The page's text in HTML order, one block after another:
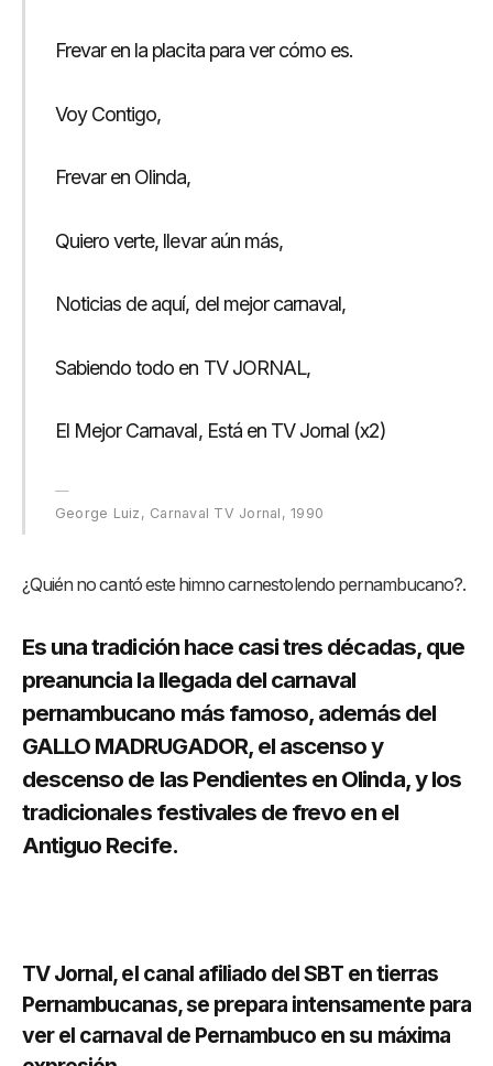
Frevar en la placita para ver cómo es.
Voy Contigo,
Frevar en Olinda,
Quiero verte, llevar aún más,
Noticias de aquí, del mejor carnaval,
Sabiendo todo en TV JORNAL,
El Mejor Carnaval, Está en TV Jornal (x2)
George Luiz, Carnaval TV Jornal, 1990
¿Quién no cantó este himno carnestolendo pernambucano?.
Es una tradición hace casi tres décadas, que
preanuncia la llegada del carnaval
pernambucano más famoso, además del
GALLO MADRUGADOR, el ascenso y
descenso de las Pendientes en Olinda, y los
tradicionales festivales de frevo en el
Antiguo Recife.
TV Jornal, el canal afiliado del SBT en tierras
Pernambucanas, se prepara intensamente para
ver el carnaval de Pernambuco en su máxima